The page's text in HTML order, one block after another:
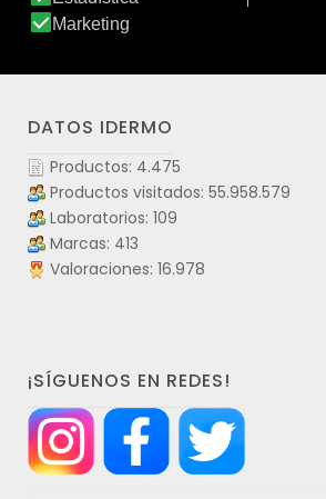
DATOS IDERMO
Productos: 4.475
Productos visitados: 55.958.579
Laboratorios: 109
Marcas: 413
Valoraciones: 16.978
¡SÍGUENOS EN REDES!